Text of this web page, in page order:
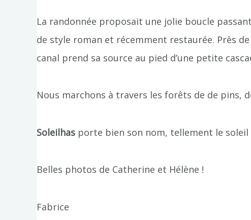
La randonnée proposait une jolie boucle
de style roman et récemment restaurée. Près
canal prend sa source au pied d’une petite
Nous marchons à travers les forêts de de pins,
Soleilhas porte bien son nom, tellement le soleil
Belles photos de Catherine et Hélène !
Fabrice